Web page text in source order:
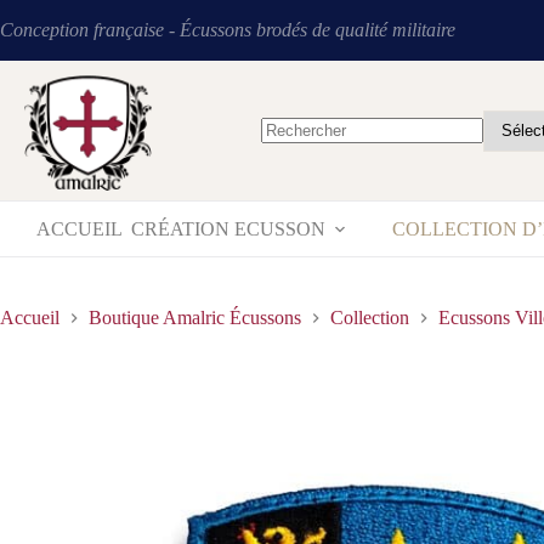
Conception française - Écussons brodés de qualité militaire
ACCUEIL CRÉATION ECUSSON COLLECTION
Accueil Boutique Amalric Écussons Collection Ecussons